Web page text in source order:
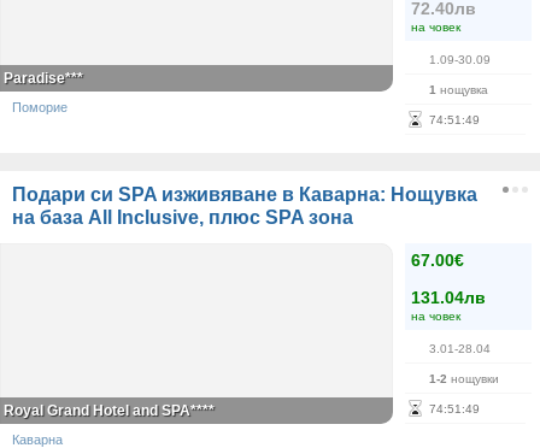
72.40лв
на човек
1.09-30.09
1 нощувка
74:51 :49
Paradise***
Поморие
Подари си SPA изживяване в Каварна: Нощувка
на база All Inclusive, плюс SPA зона
67.00€
131.04лв
на човек
3.01-28.04
1-2 нощувки
74:51 :49
Royal Grand Hotel and SPA****
Каварна